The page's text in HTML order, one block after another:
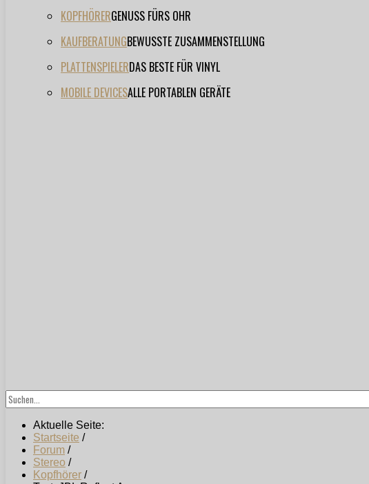
KOPFHÖRERGENUSS FÜRS OHR
KAUFBERATUNGBEWUSSTE ZUSAMMENSTELLUNG
PLATTENSPIELERDAS BESTE FÜR VINYL
MOBILE DEVICESALLE PORTABLEN GERÄTE
Aktuelle Seite:
Startseite /
Forum /
Stereo /
Kopfhörer /